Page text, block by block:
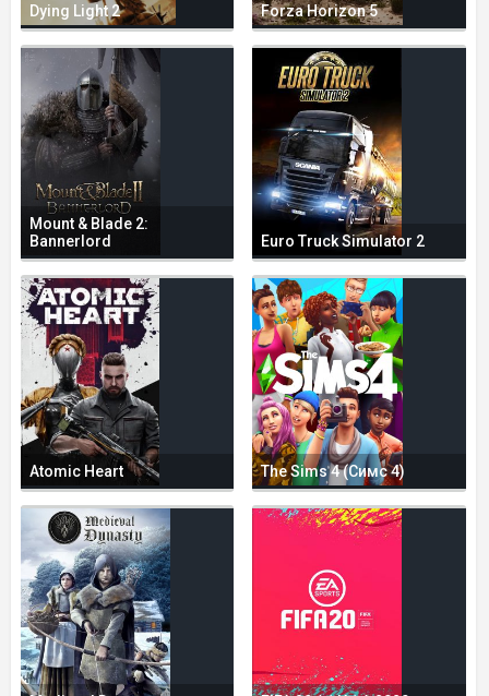
Dying Light 2 Forza Horizon 5
Mount & Blade 2:
Bannerlord
Euro Truck Simulator 2
Atomic Heart The Sims 4 (Симс 4)